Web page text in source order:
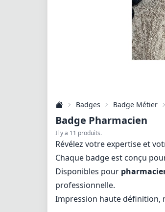
Badges Badge Métier
Badge Pharmacien
Il y a 11 produits.
Révélez votre expertise et
Chaque badge est conçu
Disponibles pour
professionnelle.
Impression haute définition,